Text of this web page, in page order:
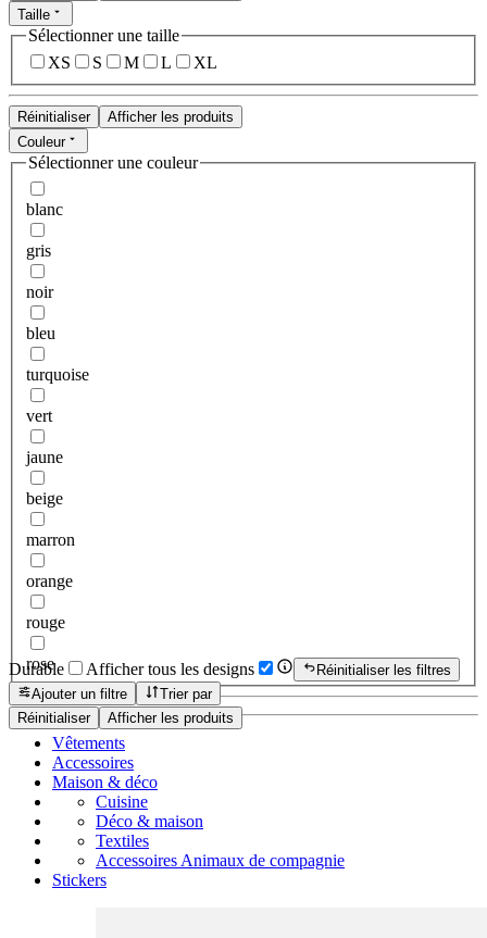
Taille
Sélectionner une taille
XS
S M L XL
Réinitialiser
Afficher les produits
Couleur
Sélectionner une couleur
blanc
gris
noir
bleu
turquoise
vert
jaune
beige
marron
orange
rouge
rose
Réinitialiser Afficher les produits
Durable Afficher tous les designs
Réinitialiser les filtres
Ajouter un filtre
Trier par
Vêtements
Accessoires
Maison & déco
Cuisine
Déco & maison
Textiles
Accessoires Animaux de compagnie
Stickers